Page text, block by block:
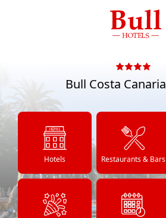
Bull Costa
Hotels Restaurants & Bars